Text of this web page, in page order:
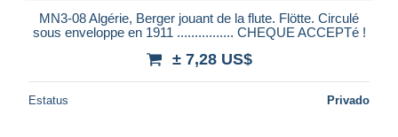
MN3-08 Algérie, Berger jouant de la flute. Flötte. Circulé
sous enveloppe en 1911 ................ CHEQUE ACCEPTé !
± 7,28 US$
Estatus Privado